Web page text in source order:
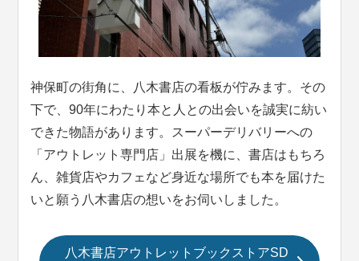
神保町の街角に、八木書店の看板が佇みます。その
下で、90年にわたり本と人との出会いを誠実に紡い
できた物語があります。スーパーデリバリーへの
「アウトレット専門店」出展を機に、書店はもちろ
ん、雑貨店やカフェなど身近な場所でも本を届けた
いと願う八木書店の想いをお伺いしました。
八木書店アウトレットブックストアSD